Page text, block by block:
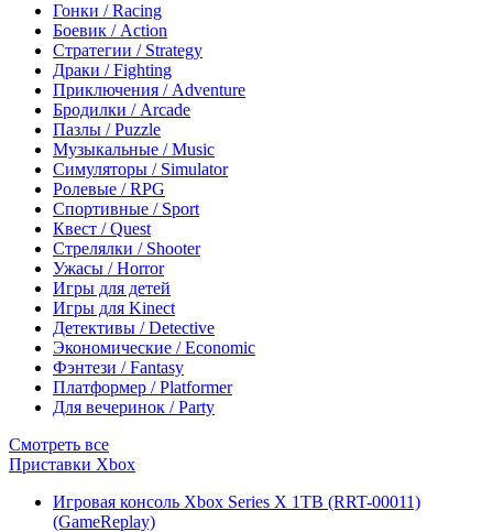
Гонки / Racing
Боевик / Action
Стратегии / Strategy
Драки / Fighting
Приключения / Adventure
Бродилки / Arcade
Пазлы / Puzzle
Музыкальные / Music
Симуляторы / Simulator
Ролевые / RPG
Спортивные / Sport
Квест / Quest
Стрелялки / Shooter
Ужасы / Horror
Игры для детей
Игры для Kinect
Детективы / Detective
Экономические / Economic
Фэнтези / Fantasy
Платформер / Platformer
Для вечеринок / Party
Смотреть все
Приставки Xbox
Игровая консоль Xbox Series X 1TB (RRT-00011)
(GameReplay)